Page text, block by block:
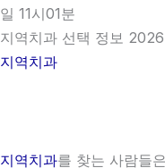
일 11시01분
지역치과 선택 정보
지역치과
지역치과를 찾는 사람들